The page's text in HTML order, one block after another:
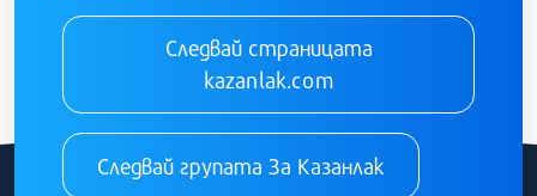
Следвай страницата
kazanlak.com
Следвай групата За Казанлак